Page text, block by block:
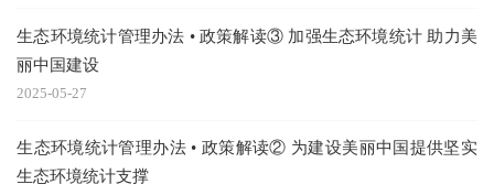
生态环境统计管理办法 • 政策解读③ 加强生态环境统计 助力美
丽中国建设
2025-05-27
生态环境统计管理办法 • 政策解读② 为建设美丽中国提供坚实
生态环境统计支撑